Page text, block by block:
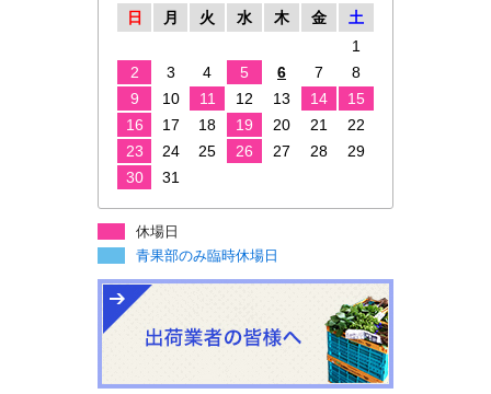
日
月 火 水 木 金
土
1
2
3 4 5 6 7
8
9
10 11 12 13 14
15
16
17 18 19 20 21
22
23
24 25 26 27 28
29
30
31
休場日
青果部のみ臨時休場日